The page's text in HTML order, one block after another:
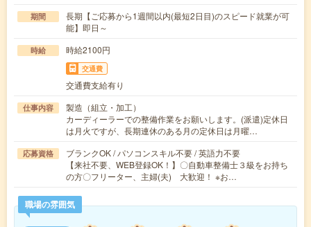
期間
長期【ご応募から1週間以内(最短2日目)のスピード就業が可
能】即日～
時給 時給2100円
交通費
交通費支給有り
仕事内容
製造（組立・加工）
カーディーラーでの整備作業をお願いします。(派遣)定休日
は月火ですが、長期連休のある月の定休日は月曜…
応募資格
ブランクOK / パソコンスキル不要 / 英語力不要
【来社不要、WEB登録OK！】〇自動車整備士３級をお持ち
の方〇フリーター、主婦(夫) 大歓迎！ ※お…
職場の雰囲気